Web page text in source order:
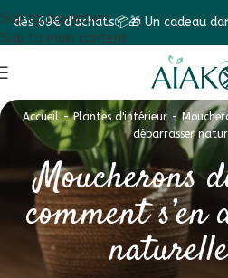
Skip to navigation
Skip to main content
d'achats📦🎁 Un cadeau dans
Accueil-Plantes d'intérieur-
débarrasser
Moucherons
comment